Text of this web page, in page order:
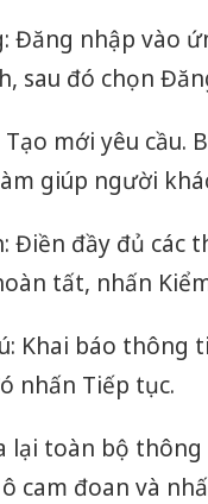
Đăng nhập vào
sau đó chọn
Tạo mới yêu
giúp người
Điền đầy đủ các
tất, nhấn
Khai báo thông
nhấn Tiếp tục.
lại toàn bộ
cam đoan và